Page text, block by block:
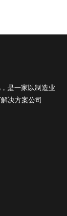
是一家以制造业
决方案公司